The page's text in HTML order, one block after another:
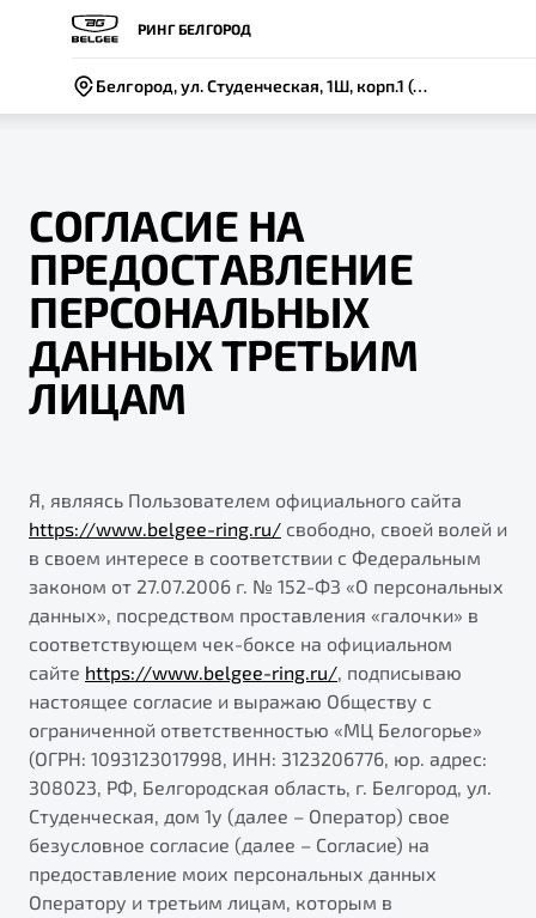
РИНГ БЕЛГОРОД
Белгород, ул. Студенческая, 1Ш, корп.1 (район авторынка)
Новый
X50+
ВЫБОР И ПОКУПКА
Автомобили в наличии
Спецпредложения и Акции
ФИНАНСЫ И УСЛУГИ
Автокредит
Трейд-ин
Страхование
СЕРВИС
Записаться на сервис
Руководство по эксплуатации
Калькулятор ТО
ПОДДЕРЖКА
Гарантия Belgee
Belgee Линк
Belgee Плюс
Реферальная программа
Клиентская поддержка
СОБЫТИЯ
Контакты
О бренде
О дилерском центре
Правовая информация
СОГЛАСИЕ НА
ПРЕДОСТАВЛЕНИЕ
ПЕРСОНАЛЬНЫХ
ДАННЫХ ТРЕТЬИМ
ЛИЦАМ
Я, являясь Пользователем официального сайта
https://www.belgee-ring.ru/ свободно, своей волей и
в своем интересе в соответствии с Федеральным
законом от 27.07.2006 г. № 152-ФЗ «О персональных
данных», посредством проставления «галочки» в
соответствующем чек-боксе на официальном
сайте https://www.belgee-ring.ru/, подписываю
настоящее согласие и выражаю Обществу с
ограниченной ответственностью «МЦ Белогорье»
(ОГРН: 1093123017998, ИНН: 3123206776, юр. адрес:
308023, РФ, Белгородская область, г. Белгород, ул.
Студенческая, дом 1у (далее – Оператор) свое
безусловное согласие (далее – Согласие) на
предоставление моих персональных данных
Оператору и третьим лицам, которым в